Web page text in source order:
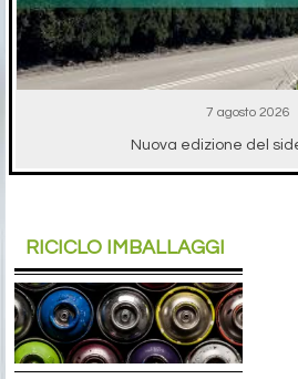
7 agosto 2026
Nuova edizione del
RICICLO IMBALLAGGI